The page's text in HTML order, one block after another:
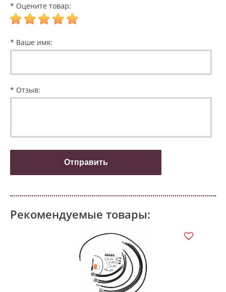
* Оцените товар:
* Ваше имя:
* Отзыв:
Рекомендуемые товары: